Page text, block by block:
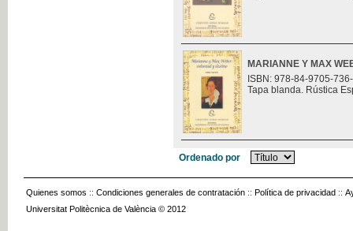
MARIANNE Y MAX
ISBN: 978-84-9705-
Tapa blanda. Rústica
Ordenado por
Quienes somos :: Condiciones generales de contratación :: Política de privacidad ::
Universitat Politècnica de València © 2012